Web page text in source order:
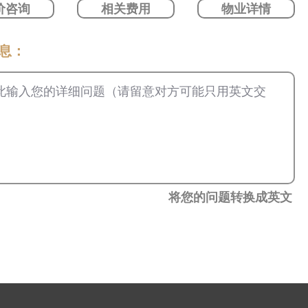
咨询 相关费用 物业详情
：
将您的问题转换成英文